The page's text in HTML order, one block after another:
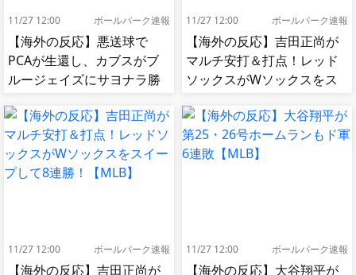
11/27 12:00 ボールパーク速報
【海外の反応】悪送球で
PCAが生還し、カブスがブ
ルージェイズにサヨナラ勝
11/27 12:00 ボールパーク速報
【海外の反応】吉田正尚が
マルチ安打＆打点！レッド
ソックスがWソックスをス
11/27 12:00 ボールパーク速報
【海外の反応】吉田正尚が
11/27 12:00 ボールパーク速報
【海外の反応】大谷翔平が